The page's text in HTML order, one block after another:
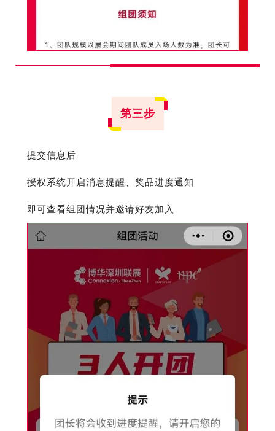
第三步
提交信息后
授权系统开启消息提醒、奖品进度通知
即可查看组团情况并邀请好友加入